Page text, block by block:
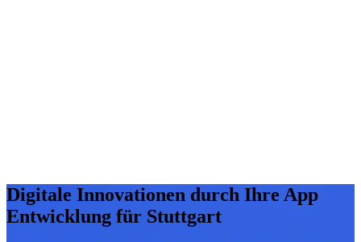
Digitale Innovationen durch Ihre App
Entwicklung für Stuttgart